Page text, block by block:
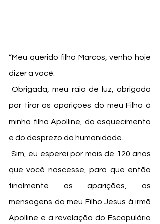
“Meu querido filho Marcos, venho hoje
dizer a você:
Obrigada, meu raio de luz, obrigada
por tirar as aparições do meu Filho à
minha filha Apolline, do esquecimento
e do desprezo da humanidade.
que você nascesse, para que então
finalmente as aparições, as
mensagens do meu Filho Jesus à irmã
Apolline e a revelação do Escapulário